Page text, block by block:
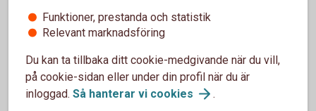
Spara hållbart
Företag kan placera hållbart i fonder och låta
Funktioner, prestanda och statistik
Relevant marknadsföring
Du kan ta tillbaka ditt cookie-medgivande när du vill,
på cookie-sidan eller under din profil när du är
inloggad. Så hanterar vi cookies .